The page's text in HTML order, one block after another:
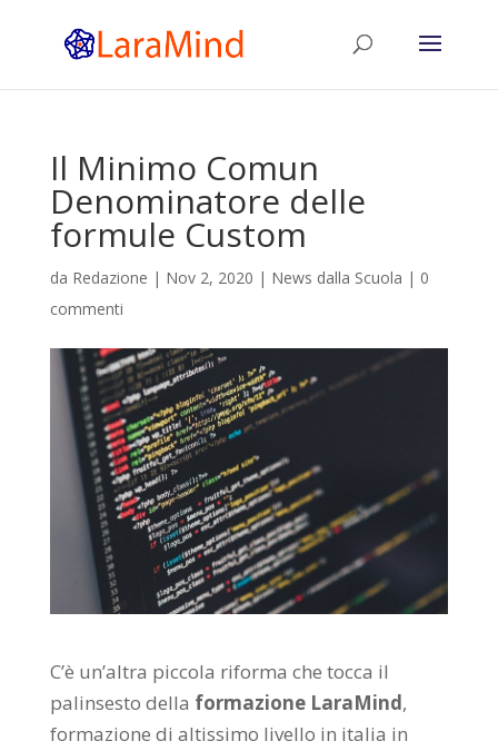
Il Minimo Comun
Denominatore delle
formule Custom
da Redazione | Nov 2, 2020 | News dalla Scuola | 0
commenti
C’è un’altra piccola riforma che tocca il
palinsesto della formazione LaraMind,
formazione di altissimo livello in italia in